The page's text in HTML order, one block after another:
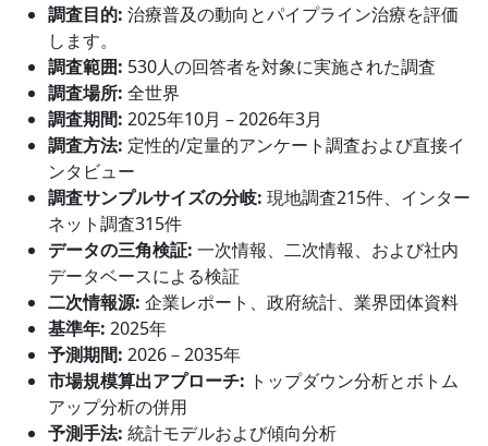
調査目的: 治療普及の動向とパイプライン治療を評価
します。
調査範囲: 530人の回答者を対象に実施された調査
調査場所: 全世界
調査期間: 2025年10月 – 2026年3月
調査方法: 定性的/定量的アンケート調査および直接イ
ンタビュー
調査サンプルサイズの分岐: 現地調査215件、インター
ネット調査315件
データの三角検証: 一次情報、二次情報、および社内
データベースによる検証
二次情報源: 企業レポート、政府統計、業界団体資料
基準年: 2025年
予測期間: 2026－2035年
市場規模算出アプローチ: トップダウン分析とボトム
アップ分析の併用
予測手法: 統計モデルおよび傾向分析